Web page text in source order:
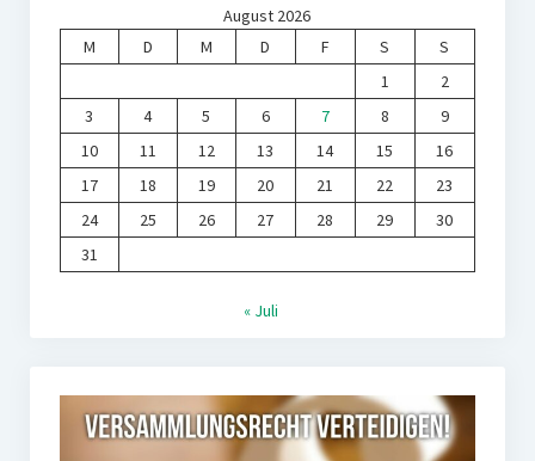
August 2026
M
D M D F S
S
1
2
3
4 5 6 7 8
9
10
11 12 13 14 15
16
17
18 19 20 21 22
23
24
25 26 27 28 29
30
31
« Juli